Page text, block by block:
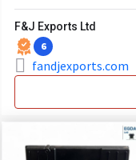
F&J Exports Ltd
6
fandjexports.com